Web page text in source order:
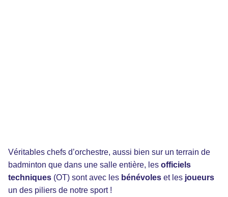
Véritables chefs d’orchestre, aussi bien sur un terrain de
badminton que dans une salle entière, les officiels
techniques (OT) sont avec les bénévoles et les joueurs
un des piliers de notre sport !